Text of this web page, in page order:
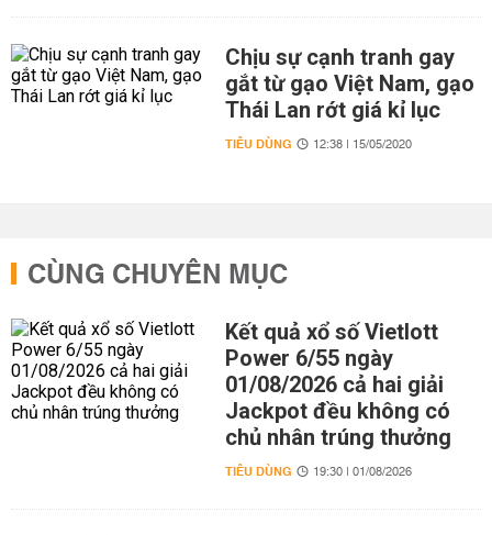
Chịu sự cạnh tranh gay
gắt từ gạo Việt Nam, gạo
Thái Lan rớt giá kỉ lục
TIÊU DÙNG 12:38 | 15/05/2020
CÙNG CHUYÊN MỤC
Kết quả xổ số Vietlott
Power 6/55 ngày
01/08/2026 cả hai giải
Jackpot đều không có
chủ nhân trúng thưởng
TIÊU DÙNG 19:30 | 01/08/2026